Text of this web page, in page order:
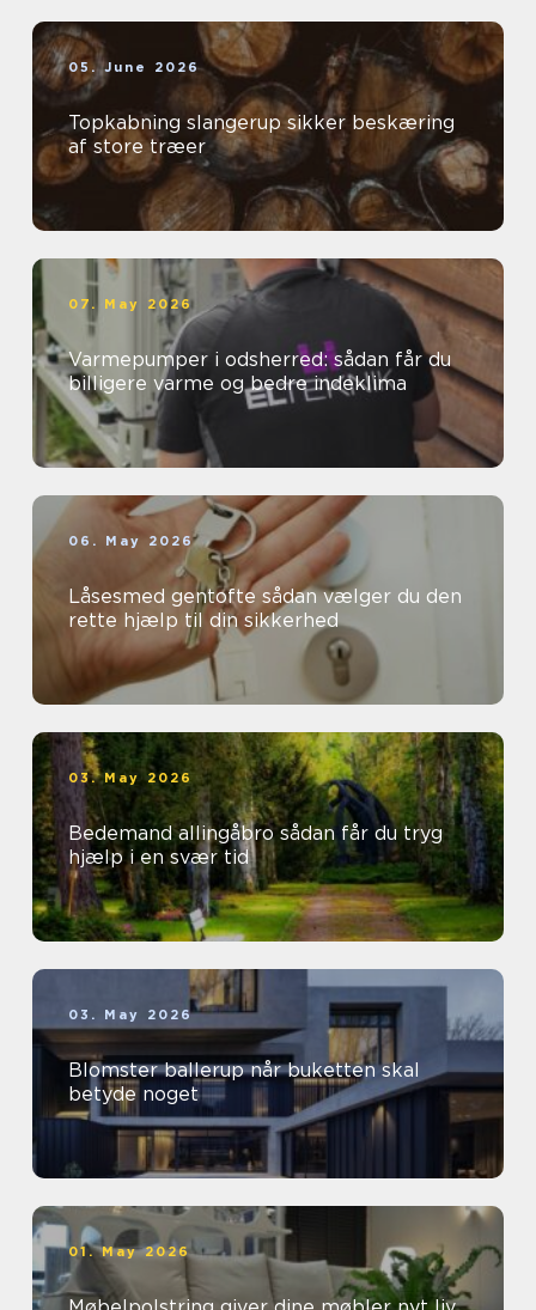
05. June 2026
Topkabning slangerup sikker beskæring
af store træer
07. May 2026
Varmepumper i odsherred: sådan får du
billigere varme og bedre indeklima
06. May 2026
Låsesmed gentofte sådan vælger du den
rette hjælp til din sikkerhed
03. May 2026
Bedemand allingåbro sådan får du tryg
hjælp i en svær tid
03. May 2026
Blomster ballerup når buketten skal
betyde noget
01. May 2026